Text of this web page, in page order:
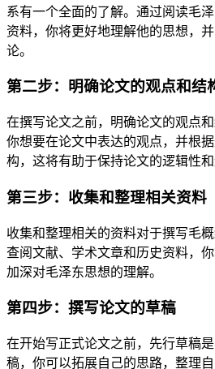
系有一个全面的了解。通过阅读毛
资料，你将更好地理解他的思想，
论。
第二步：明确论文的观点和结
在撰写论文之前，明确论文的观点
你想要在论文中表达的观点，并根
构，这将有助于保持论文的逻辑性和
第三步：收集和整理相关资料
收集和整理相关的资料对于撰写毛
查阅文献、学术文章和历史资料，
加深对毛泽东思想的理解。
第四步：撰写论文的草稿
在开始写正式论文之前，先行草稿
稿，你可以拓展自己的思路，整理